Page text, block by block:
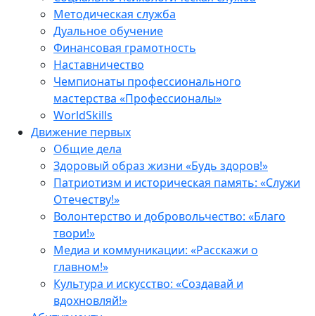
Методическая служба
Дуальное обучение
Финансовая грамотность
Наставничество
Чемпионаты профессионального
мастерства «Профессионалы»
WorldSkills
Движение первых
Общие дела
Здоровый образ жизни «Будь здоров!»
Патриотизм и историческая память: «Служи
Отечеству!»
Волонтерство и добровольчество: «Благо
твори!»
Медиа и коммуникации: «Расскажи о
главном!»
Культура и искусство: «Создавай и
вдохновляй!»